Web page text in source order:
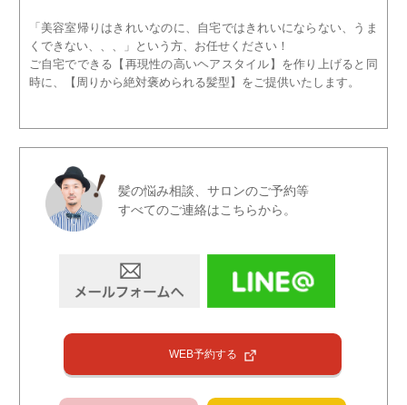
「美容室帰りはきれいなのに、自宅ではきれいにならない、うま
くできない、、、」という方、お任せください！
ご自宅でできる【再現性の高いヘアスタイル】を作り上げると同
時に、【周りから絶対褒められる髪型】をご提供いたします。
髪の悩み相談、サロンのご予約等
すべてのご連絡はこちらから。
WEB予約する